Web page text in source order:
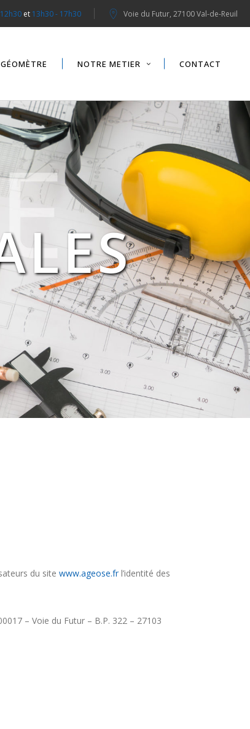
et 13h30 - 17h30 Voie du Futur, 27100 Val-de-Reuil
NOTRE METIER CONTACT
du site www.ageose.fr l’identité des
– Voie du Futur – B.P. 322 – 27103